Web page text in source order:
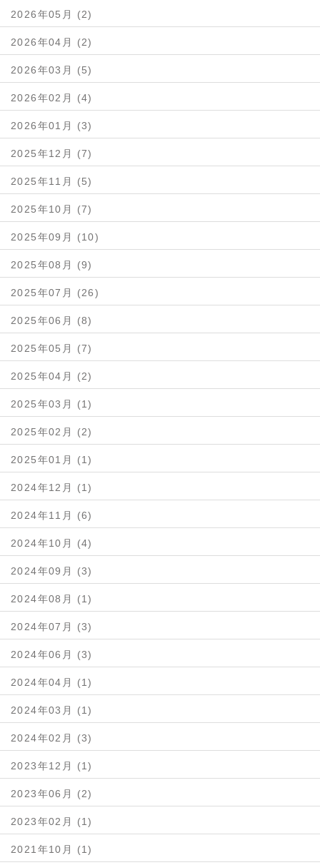
2026年05月 (2)
2026年04月 (2)
2026年03月 (5)
2026年02月 (4)
2026年01月 (3)
2025年12月 (7)
2025年11月 (5)
2025年10月 (7)
2025年09月 (10)
2025年08月 (9)
2025年07月 (26)
2025年06月 (8)
2025年05月 (7)
2025年04月 (2)
2025年03月 (1)
2025年02月 (2)
2025年01月 (1)
2024年12月 (1)
2024年11月 (6)
2024年10月 (4)
2024年09月 (3)
2024年08月 (1)
2024年07月 (3)
2024年06月 (3)
2024年04月 (1)
2024年03月 (1)
2024年02月 (3)
2023年12月 (1)
2023年06月 (2)
2023年02月 (1)
2021年10月 (1)